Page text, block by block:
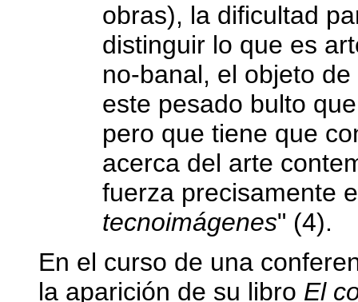
obras), la dificultad
distinguir lo que es
no-banal, el objeto
este pesado bulto
pero que tiene que
acerca del arte
fuerza precisamente
tecnoimágenes" (4).
En el curso de una
la aparición de su libro El